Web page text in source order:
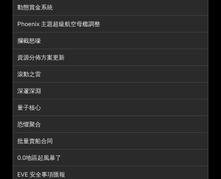
動態賞金系統
Phoenix 主題超級航空母艦調整
攔截怒嚎
資源分佈方案更新
滾動之雷
深邃深淵
量子核心
恐懼聚合
批量賣船合同
0.0地區起風暴了
EVE 安全事項匯報